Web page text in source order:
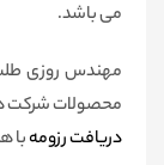
می باشد.
مهندس روزی طلب
محصولات شرکت
دریافت رزومهبا